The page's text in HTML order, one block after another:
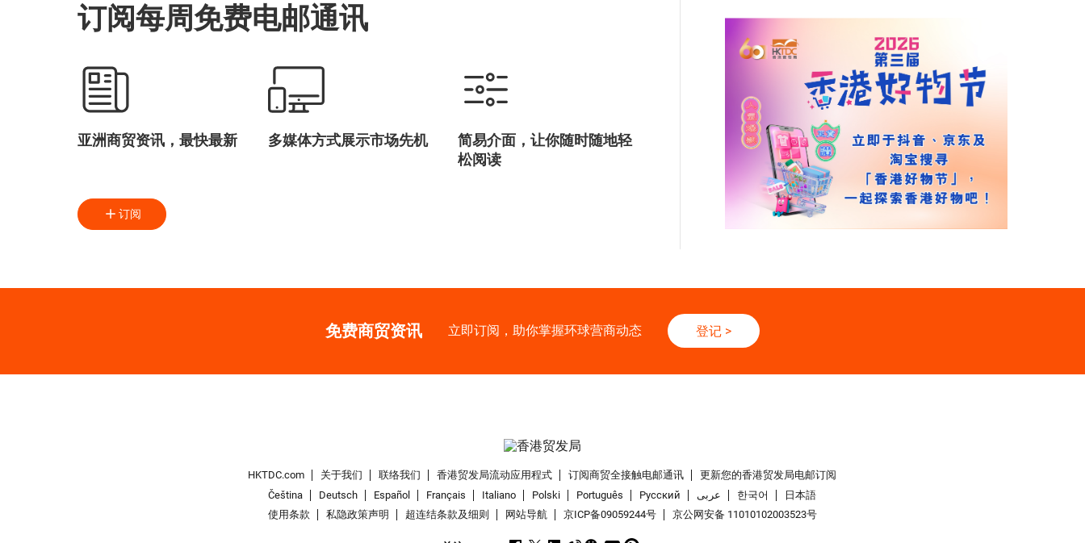
订阅每周免费电邮通讯
亚洲商贸资讯，最快最新 多媒体方式展示市场先机
简易介面，让你随时随地轻
松阅读
订阅
免费商贸资讯 立即订阅，助你掌握环球营商动态 登记>
HKTDC.com 关于我们 联络我们 香港贸发局流动应用程式 订阅商贸全接触电邮通讯
更新您的香港贸发局电邮订阅
Čeština
Deutsch Español Français Italiano Polski Português Pусский عربى 한국어
日本語
使用条款
私隐政策声明 超连结条款及细则 网站导航 京ICP备09059244号 京公网安备 11010102003523号